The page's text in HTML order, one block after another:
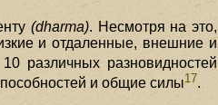
(dharma). Несмотря на это,
и отдаленные, внешние и
различных разновидностей
и общие силы17.